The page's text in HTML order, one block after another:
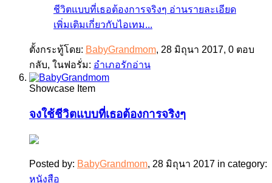
ชีวิตแบบที่เธอต้องการจริงๆ อ่านรายละเอียด
เพิ่มเติมเกี่ยวกับไอเทม...
ตั้งกระทู้โดย: BabyGrandmom, 28 มิถุนา 2017, 0 ตอบ
กลับ, ในฟอรั่ม: อำเภอรักอ่าน
Showcase Item
จงใช้ชีวิตแบบที่เธอต้องการจริงๆ
Posted by: BabyGrandmom, 28 มิถุนา 2017 in category:
หนังสือ